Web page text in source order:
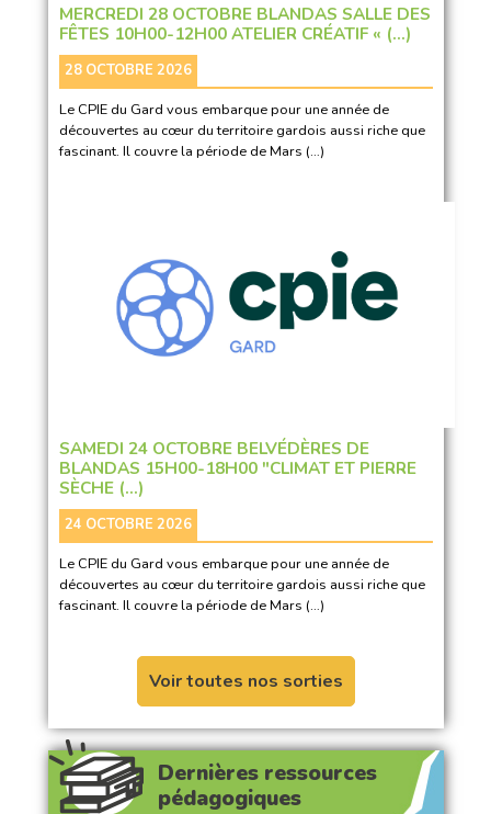
MERCREDI 28 OCTOBRE BLANDAS SALLE DES
FÊTES 10H00-12H00 ATELIER CRÉATIF « (…)
28 OCTOBRE 2026
Le CPIE du Gard vous embarque pour une année de
découvertes au cœur du territoire gardois aussi riche que
fascinant. Il couvre la période de Mars (…)
SAMEDI 24 OCTOBRE BELVÉDÈRES DE
BLANDAS 15H00-18H00 "CLIMAT ET PIERRE
SÈCHE (…)
24 OCTOBRE 2026
Le CPIE du Gard vous embarque pour une année de
découvertes au cœur du territoire gardois aussi riche que
fascinant. Il couvre la période de Mars (…)
Voir toutes nos sorties
Dernières ressources
pédagogiques